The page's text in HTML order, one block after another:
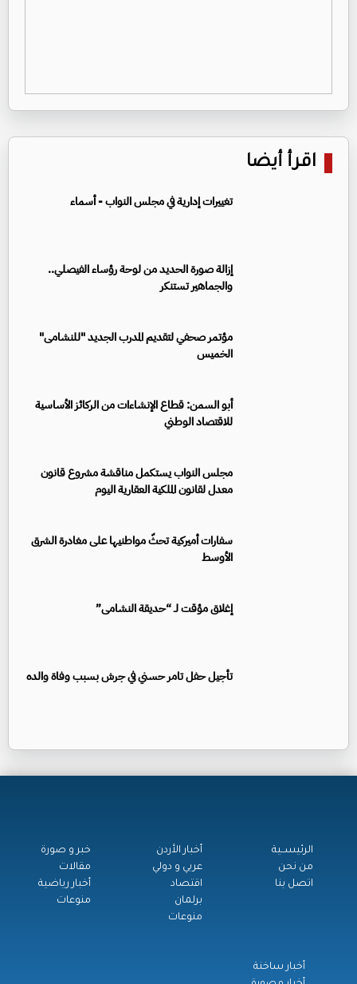
اقرأ أيضا
تغييرات إدارية في مجلس النواب - أسماء
إزالة صورة الحديد من لوحة رؤساء الفيصلي..
والجماهير تستنكر
مؤتمر صحفي لتقديم المدرب الجديد "للنشامى"
الخميس
أبو السمن: قطاع الإنشاءات من الركائز الأساسية
للاقتصاد الوطني
مجلس النواب يستكمل مناقشة مشروع قانون
معدل لقانون الملكية العقارية اليوم
سفارات أميركية تحثّ مواطنيها على مغادرة الشرق
الأوسط
إغلاق مؤقت لـ “حديقة النشامى”
تأجيل حفل تامر حسني في جرش بسبب وفاة والده
الرئيســية
من نحن
اتصل بنا
أخبار الأردن
عربي و دولي
اقتصاد
برلمان
منوعات
خبر و صورة
مقالات
أخبار رياضية
منوعات
أخبار ساخنة